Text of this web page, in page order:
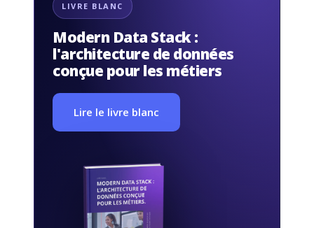
LIVRE BLANC
Modern Data Stack :
l'architecture de données
conçue pour les métiers
Lire le livre blanc